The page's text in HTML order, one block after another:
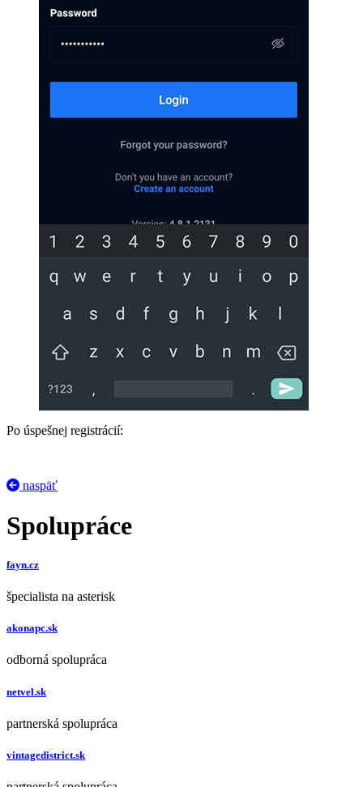
Po úspešnej registrácií:
naspäť
Spolupráce
fayn.cz
špecialista na asterisk
akonapc.sk
odborná spolupráca
netvel.sk
partnerská spolupráca
vintagedistrict.sk